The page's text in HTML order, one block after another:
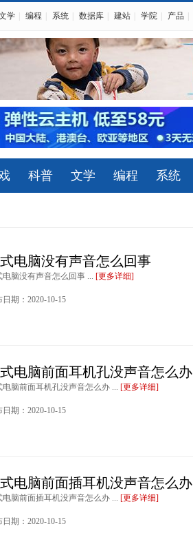
学 编程 系统 数据库 建站 学院 产品
科普 文学 编程 系统
电脑没有声音怎么回事
电脑没有声音怎么回事 ... [更多详细]
日期：2020-10-15
电脑前面耳机孔没声音怎么办
电脑前面耳机孔没声音怎么办 ... [更多详细]
日期：2020-10-15
电脑前面插耳机没声音怎么办
电脑前面插耳机没声音怎么办 ... [更多详细]
日期：2020-10-15